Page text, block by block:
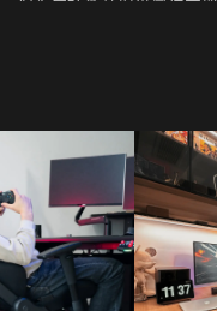
保為每項活動提供最佳支援